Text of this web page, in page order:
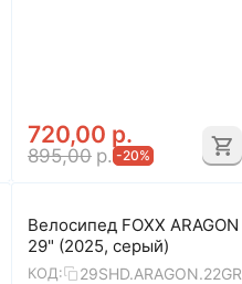
720,00 р.
895,00 р. -20%
Велосипед FOXX ARAGON
29" (2025, серый)
КОД: